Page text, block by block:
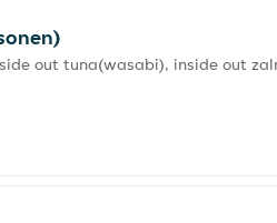
out tuna(wasabi), inside out